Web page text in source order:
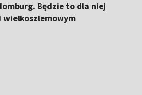
Będzie to dla niej
wielkoszlemowym